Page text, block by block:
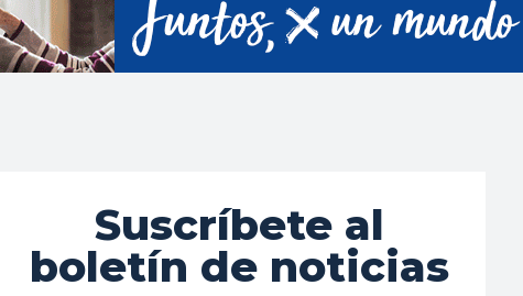
Suscríbete al
boletín de noticias